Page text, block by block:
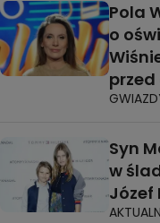
Pola
o
Syn
w
Józef